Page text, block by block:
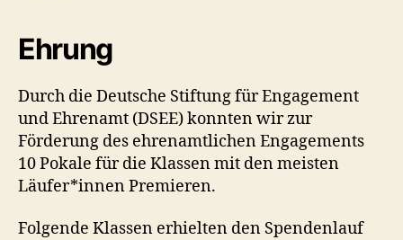
Ehrung
Durch die Deutsche Stiftung für Engagement
und Ehrenamt (DSEE) konnten wir zur
Förderung des ehrenamtlichen Engagements
10 Pokale für die Klassen mit den meisten
Läufer*innen Premieren.
Folgende Klassen erhielten den Spendenlauf